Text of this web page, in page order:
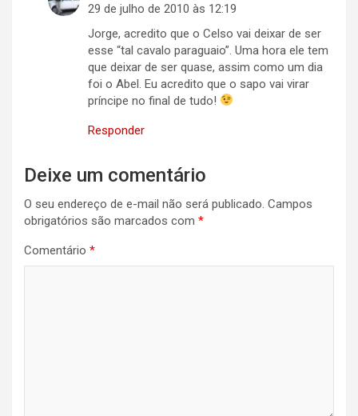
29 de julho de 2010 às 12:19
Jorge, acredito que o Celso vai deixar de ser
esse “tal cavalo paraguaio”. Uma hora ele tem
que deixar de ser quase, assim como um dia
foi o Abel. Eu acredito que o sapo vai virar
príncipe no final de tudo!
Responder
Deixe um comentário
O seu endereço de e-mail não será publicado. Campos
obrigatórios são marcados com *
Comentário *